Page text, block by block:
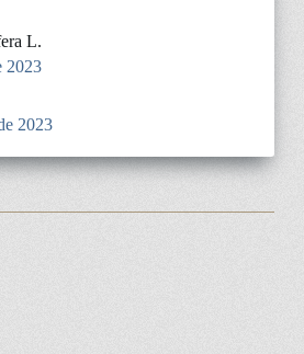
L.
2023
2023